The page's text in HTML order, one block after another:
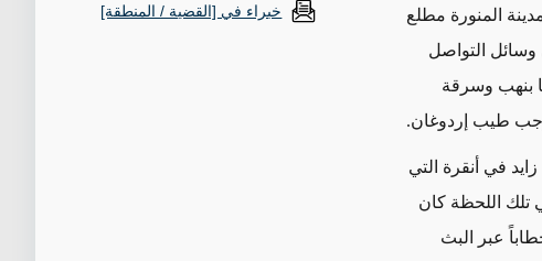
المنورة مطلع
وسائل التواصل
بنهب وسرقة
رجب طيب إردوغان.
في أنقرة التي
تلك اللحظة كان
عبر البث
خبراء في [القضية / المنطقة]